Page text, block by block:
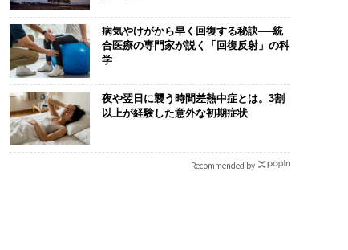
病気やけがから早く回復する秘訣──統
合医療の専門家が説く「回復反射」の科
学
夜や翌日に襲う時間差熱中症とは。3割
以上が経験した意外な初期症状
Recommended by